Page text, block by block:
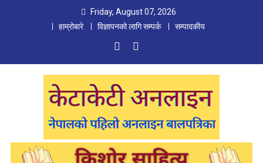
Friday, August 07, 2026
हाम्रोबारे
विज्ञापनको लागि सम्पर्क सम्पादकीय
Ketaketi Online
First Nepali Online Magazine For Children